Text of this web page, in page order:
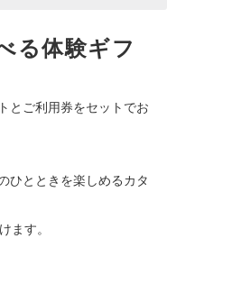
る体験ギフ
とご利用券をセットでお
ひとときを楽しめるカタ
ます。